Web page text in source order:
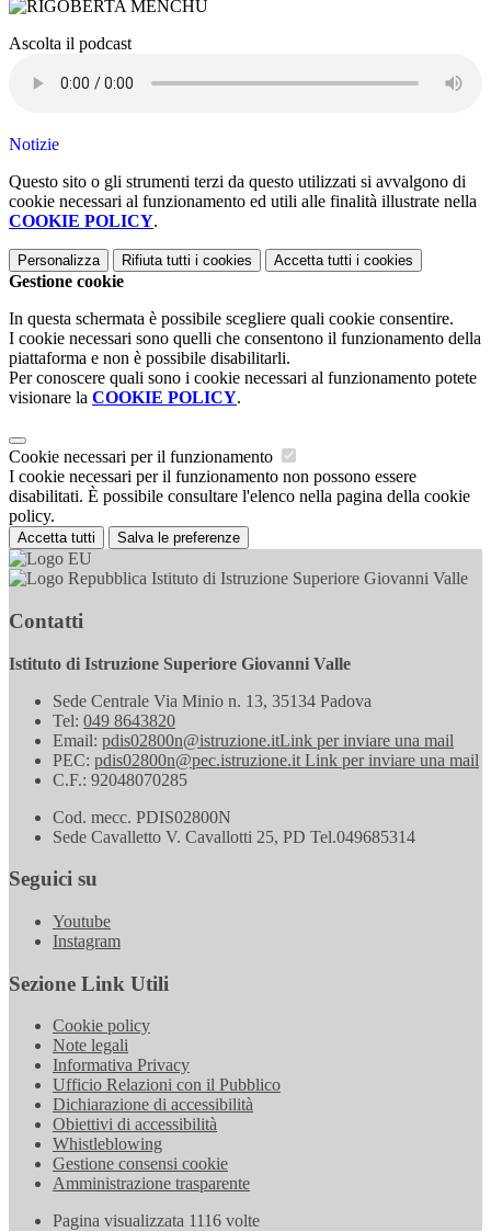
Ascolta il podcast
Notizie
Questo sito o gli strumenti terzi da questo utilizzati si avvalgono di
cookie necessari al funzionamento ed utili alle finalità illustrate nella
COOKIE POLICY.
Personalizza Rifiuta tutti i cookies Accetta tutti i cookies
Gestione cookie
In questa schermata è possibile scegliere quali cookie consentire.
I cookie necessari sono quelli che consentono il funzionamento della
piattaforma e non è possibile disabilitarli.
Per conoscere quali sono i cookie necessari al funzionamento potete
visionare la COOKIE POLICY.
Cookie necessari per il funzionamento
I cookie necessari per il funzionamento non possono essere
disabilitati. È possibile consultare l'elenco nella pagina della cookie
policy.
Accetta tutti Salva le preferenze
Istituto di Istruzione Superiore Giovanni Valle
Contatti
Istituto di Istruzione Superiore Giovanni Valle
Sede Centrale Via Minio n. 13, 35134 Padova
Tel: 049 8643820
Email: pdis02800n@istruzione.itLink per inviare una mail
PEC: pdis02800n@pec.istruzione.it Link per inviare una mail
C.F.: 92048070285
Cod. mecc. PDIS02800N
Sede Cavalletto V. Cavallotti 25, PD Tel.049685314
Seguici su
Youtube
Instagram
Sezione Link Utili
Cookie policy
Note legali
Informativa Privacy
Ufficio Relazioni con il Pubblico
Dichiarazione di accessibilità
Obiettivi di accessibilità
Whistleblowing
Gestione consensi cookie
Amministrazione trasparente
Pagina visualizzata 1116 volte